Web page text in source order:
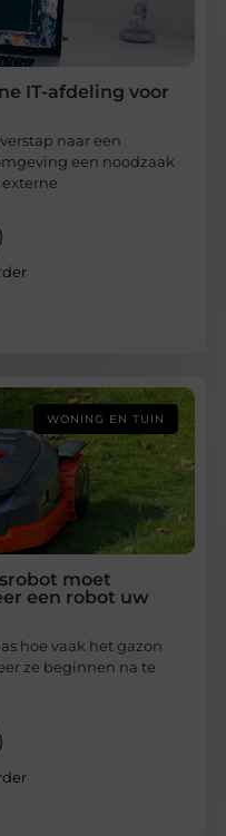
IT-afdeling voor
naar een
een noodzaak
WONING EN TUIN
moet
een robot uw
hoe vaak het gazon
ze beginnen na te